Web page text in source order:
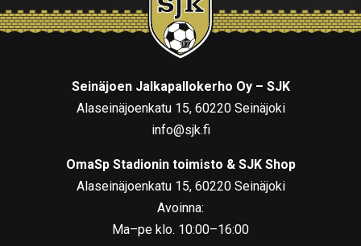
Seinäjoen Jalkapallokerho Oy – SJK
Alaseinäjoenkatu 15, 60220 Seinäjoki
info@sjk.fi
OmaSp Stadionin toimisto & SJK Shop
Alaseinäjoenkatu 15, 60220 Seinäjoki
Avoinna:
Ma–pe klo. 10:00–16:00